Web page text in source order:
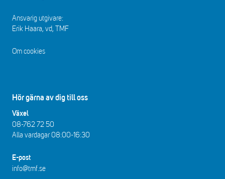
Ansvarig utgivare:
Erik Haara, vd, TMF
Om cookies
Hör gärna av dig till oss
Växel
08-762 72 50
Alla vardagar 08:00-16:30​​
E-post
info@tmf.se